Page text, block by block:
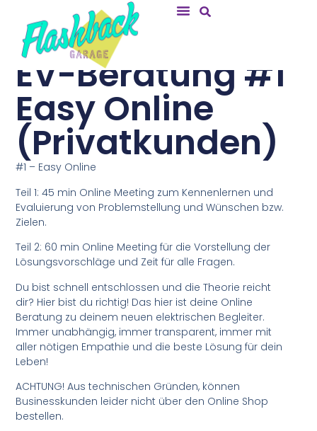
EV-Beratung #1
Easy Online
(Privatkunden)
#1 – Easy Online
Teil 1: 45 min Online Meeting zum Kennenlernen und
Evaluierung von Problemstellung und Wünschen bzw.
Zielen.
Teil 2: 60 min Online Meeting für die Vorstellung der
Lösungsvorschläge und Zeit für alle Fragen.
Du bist schnell entschlossen und die Theorie reicht
dir? Hier bist du richtig! Das hier ist deine Online
Beratung zu deinem neuen elektrischen Begleiter.
Immer unabhängig, immer transparent, immer mit
aller nötigen Empathie und die beste Lösung für dein
Leben!
ACHTUNG! Aus technischen Gründen, können
Businesskunden leider nicht über den Online Shop
bestellen.